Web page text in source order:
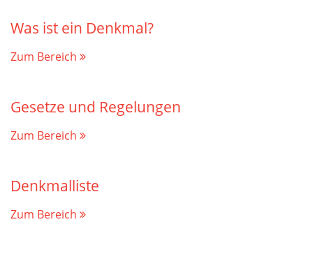
Denkmale
Publikationen
Was ist ein Denkmal?
Zum Bereich
Gesetze und Regelungen
Zum Bereich
Denkmalliste
Zum Bereich